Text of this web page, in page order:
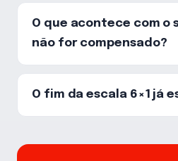
O que acontece com o
não for compensado?
O fim da escala 6×1 já